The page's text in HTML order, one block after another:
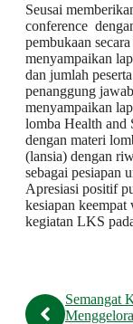
Seusai
conference
pembukaan
menyampaikan
dan jumlah
penanggung
menyampaikan
lomba Health and
dengan materi
(lansia) dengan
sebagai pesiapan
Apresiasi positif
kesiapan
kegiatan LKS
Semangat